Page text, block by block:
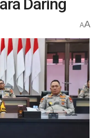
Daring
AA